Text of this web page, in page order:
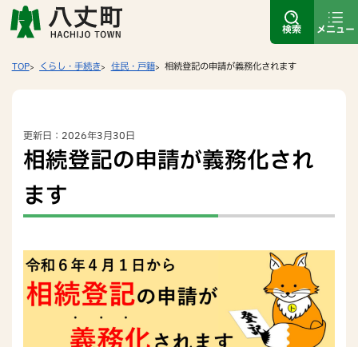
検索 メニュー
TOP くらし・手続き 住民・戸籍 相続登記の申請が義務化されます
更新日：2026年3月30日
相続登記の申請が義務化され
ます